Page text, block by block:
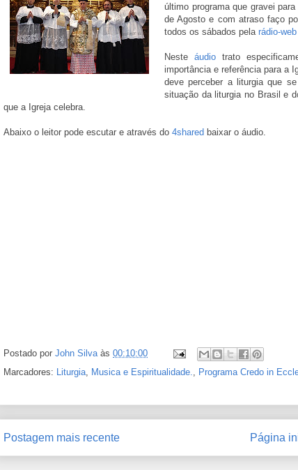
último programa que gravei
de Agosto e com atraso faço
todos os sábados pela rádio-
Nesteáudio trato
importância e referência para a
deve perceber a liturgia que
situação da liturgia no Brasil e
que a Igreja celebra.
Abaixo o leitor pode escutar e através do 4shared baixar o áudio.
Postado por John Silva às 00:10:00
Marcadores: Liturgia Musica e Espiritualidade. Programa Credo in
Postagem mais recente Página